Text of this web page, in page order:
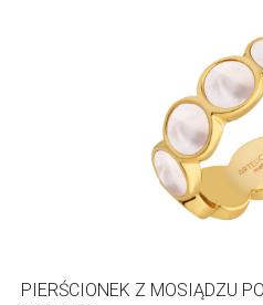
PIERŚCIONEK Z MOSIĄDZU